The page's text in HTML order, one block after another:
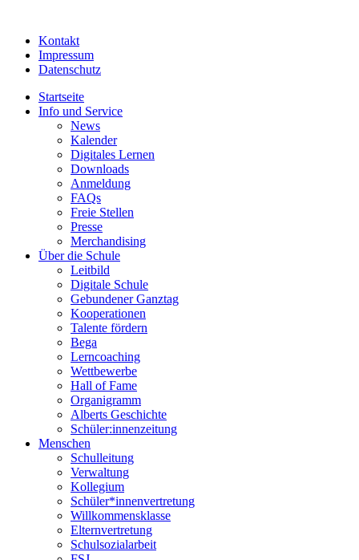
Kontakt
Impressum
Datenschutz
Startseite
Info und Service
News
Kalender
Digitales Lernen
Downloads
Anmeldung
FAQs
Freie Stellen
Presse
Merchandising
Über die Schule
Leitbild
Digitale Schule
Gebundener Ganztag
Kooperationen
Talente fördern
Bega
Lerncoaching
Wettbewerbe
Hall of Fame
Organigramm
Alberts Geschichte
Schüler:innenzeitung
Menschen
Schulleitung
Verwaltung
Kollegium
Schüler*innenvertretung
Willkommensklasse
Elternvertretung
Schulsozialarbeit